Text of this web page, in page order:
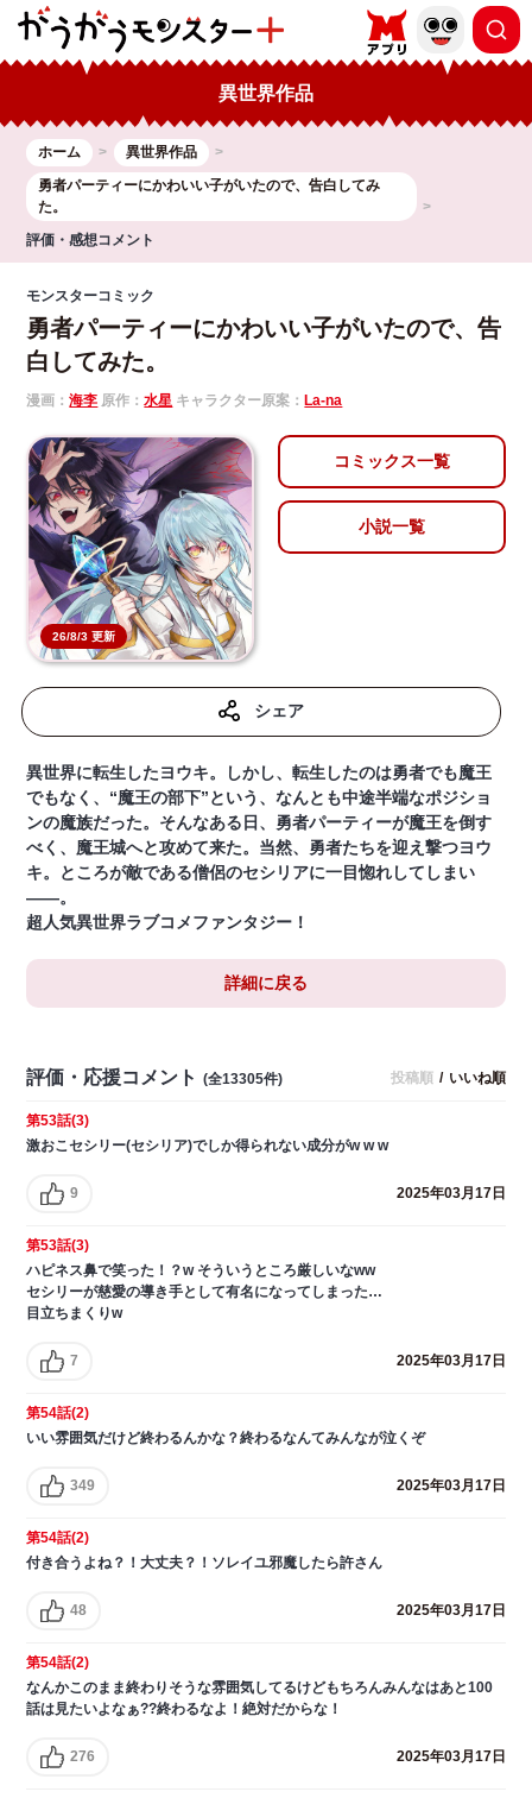
異世界作品
ホーム
異世界作品
勇者パーティーにかわいい子がいたので、告白してみ
た。
評価・感想コメント
モンスターコミック
勇者パーティーにかわいい子がいたので、告
白してみた。
漫画：海李 原作：水星 キャラクター原案：La-na
26/8/3 更新
コミックス一覧
小説一覧
シェア
異世界に転生したヨウキ。しかし、転生したのは勇者でも魔王
でもなく、“魔王の部下”という、なんとも中途半端なポジショ
ンの魔族だった。そんなある日、勇者パーティーが魔王を倒す
べく、魔王城へと攻めて来た。当然、勇者たちを迎え撃つヨウ
キ。ところが敵である僧侶のセシリアに一目惚れしてしまい
――。
超人気異世界ラブコメファンタジー！
詳細に戻る
評価・応援コメント (全13305件) 投稿順 / いいね順
第53話(3)
激おこセシリー(セシリア)でしか得られない成分がw w w
9 2025年03月17日
第53話(3)
ハピネス鼻で笑った！？w そういうところ厳しいなww
セシリーが慈愛の導き手として有名になってしまった…
目立ちまくりw
7 2025年03月17日
第54話(2)
いい雰囲気だけど終わるんかな？終わるなんてみんなが泣くぞ
349 2025年03月17日
第54話(2)
付き合うよね？！大丈夫？！ソレイユ邪魔したら許さん
48 2025年03月17日
第54話(2)
なんかこのまま終わりそうな雰囲気してるけどもちろんみんなはあと100
話は見たいよなぁ??終わるなよ！絶対だからな！
276 2025年03月17日